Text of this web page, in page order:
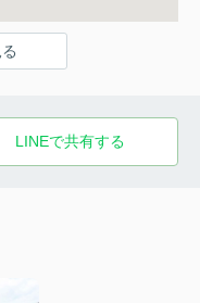
LINEで共有する